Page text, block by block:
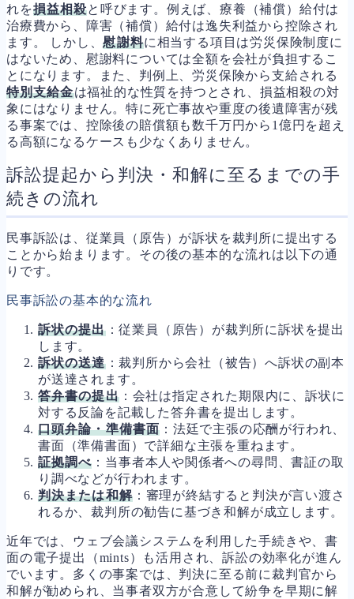
れを損益相殺と呼びます。例えば、療養（補償）給付は
治療費から、障害（補償）給付は逸失利益から控除され
ます。 しかし、慰謝料に相当する項目は労災保険制度に
はないため、慰謝料については全額を会社が負担するこ
とになります。また、判例上、労災保険から支給される
特別支給金は福祉的な性質を持つとされ、損益相殺の対
象にはなりません。特に死亡事故や重度の後遺障害が残
る事案では、控除後の賠償額も数千万円から1億円を超え
る高額になるケースも少なくありません。
訴訟提起から判決・和解に至るまでの手
続きの流れ
民事訴訟は、従業員（原告）が訴状を裁判所に提出する
ことから始まります。その後の基本的な流れは以下の通
りです。
民事訴訟の基本的な流れ
訴状の提出：従業員（原告）が裁判所に訴状を提出
します。
訴状の送達：裁判所から会社（被告）へ訴状の副本
が送達されます。
答弁書の提出：会社は指定された期限内に、訴状に
対する反論を記載した答弁書を提出します。
口頭弁論・準備書面 ：法廷で主張の応酬が行われ、
書面（準備書面）で詳細な主張を重ねます。
証拠調べ ：当事者本人や関係者への尋問、書証の取
り調べなどが行われます。
判決または和解：審理が終結すると判決が言い渡さ
れるか、裁判所の勧告に基づき和解が成立します。
近年では、ウェブ会議システムを利用した手続きや、書
面の電子提出（mints）も活用され、訴訟の効率化が進ん
でいます。多くの事案では、判決に至る前に裁判官から
和解が勧められ、当事者双方が合意して紛争を早期に解